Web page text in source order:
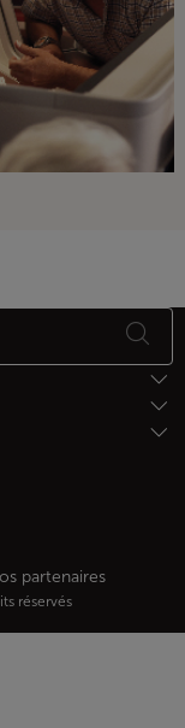
site
partenaires
réservés